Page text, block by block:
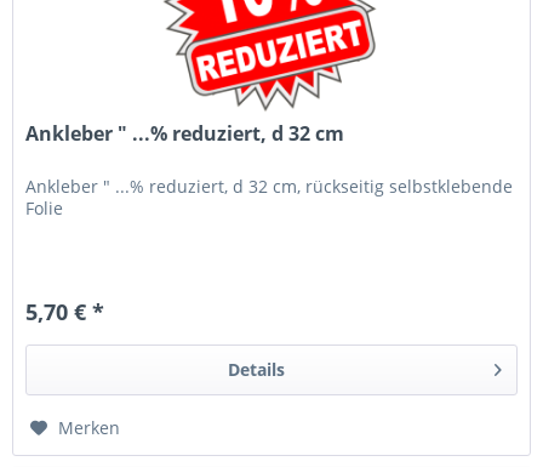
Ankleber " ...% reduziert, d 32 cm
Ankleber " ...% reduziert, d 32 cm, rückseitig selbstklebende
Folie
5,70 € *
Details
Merken